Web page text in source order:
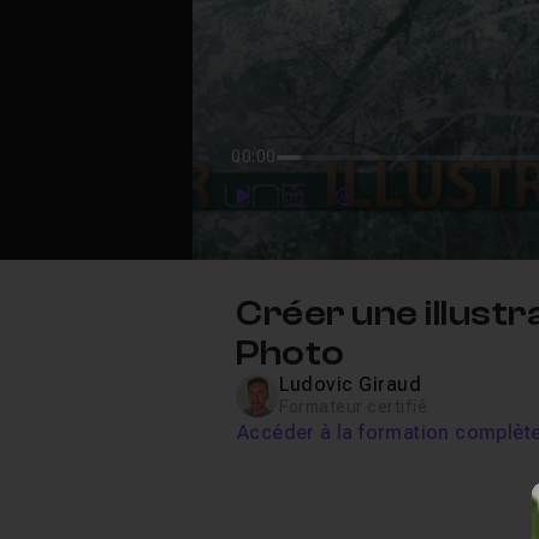
00:00
PlayForwardForward
Créer une
Photo
Ludovic Giraud
Accéder à la formation